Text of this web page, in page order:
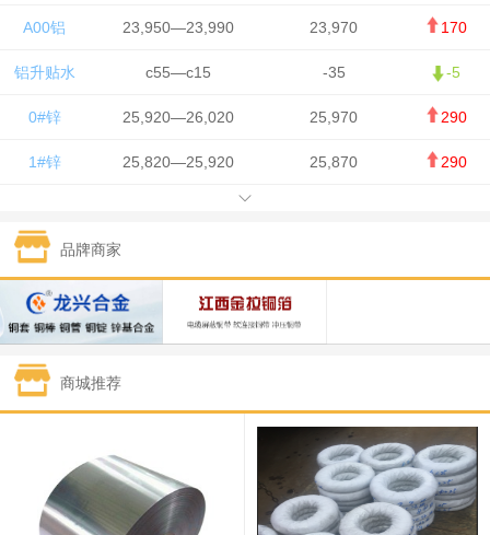
A00铝 23,950—23,990 23,970 170
铝升贴水 c55—c15 -35 -5
0#锌 25,920—26,020 25,970 290
1#锌 25,820—25,920 25,870 290
1#锡 434,000—436,000
1#镍 129,550—130,750
1#白银 15,100—15,110 15,105 -70
钯金
331,000 -10,000
89,000—95,000 92,000 1,000
2#锑 85,000—91,000 88,000 1,000
品牌商家
商城推荐